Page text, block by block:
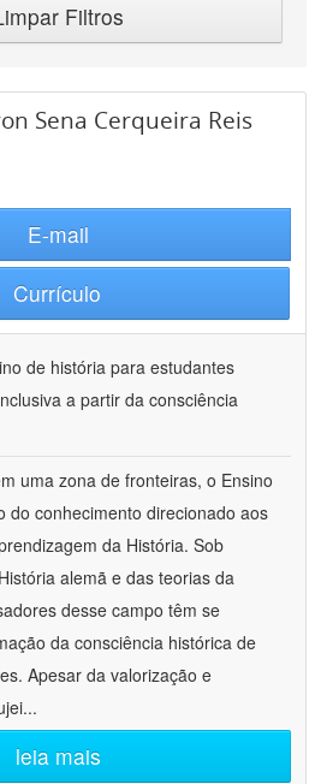
Filtros
Sena Cerqueira Reis
E-mail
Currículo
de história para estudantes
a partir da consciência
uma zona de fronteiras, o Ensino
do conhecimento direcionado aos
da História. Sob
alemã e das teorias da
desse campo têm se
da consciência histórica de
Apesar da valorização e
...
leia mais